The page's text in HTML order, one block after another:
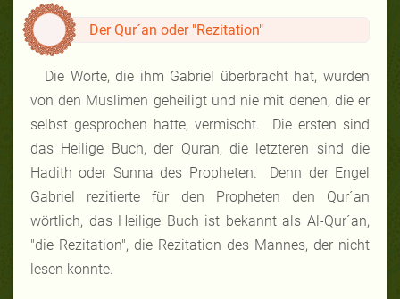
Der Qur´an oder "Rezitation"
Die Worte, die ihm Gabriel überbracht hat, wurden
von den Muslimen geheiligt und nie mit denen, die er
selbst gesprochen hatte, vermischt. Die ersten sind
das Heilige Buch, der Quran, die letzteren sind die
Hadith oder Sunna des Propheten. Denn der Engel
Gabriel rezitierte für den Propheten den Qur´an
wörtlich, das Heilige Buch ist bekannt als Al-Qur´an,
"die Rezitation", die Rezitation des Mannes, der nicht
lesen konnte.